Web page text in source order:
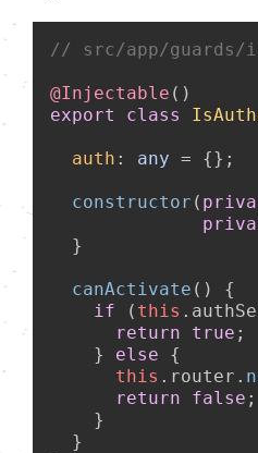
// src/app/guards/
@Injectable
export
class
auth : any = {};
constructor (
  }
canActivate ( ) {
if ( this .
return
true ;
    }
else {
this . router .
return
false ;
    }
  }